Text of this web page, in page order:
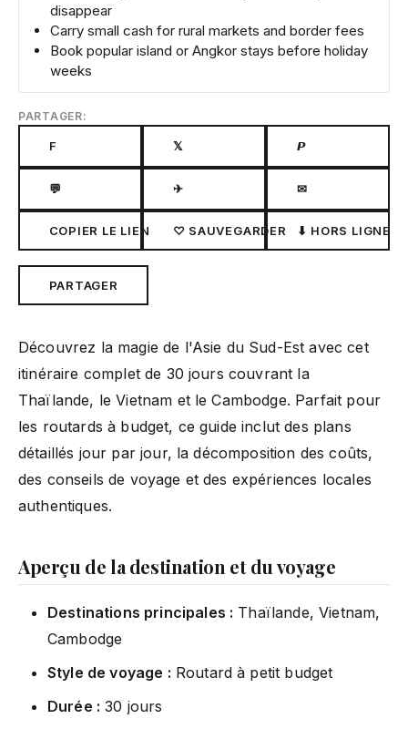
disappear
Carry small cash for rural markets and border fees
Book popular island or Angkor stays before holiday
weeks
PARTAGER:
F 𝕏 𝙋
💬 ✈ ✉
COPIER LE LIEN ♡ SAUVEGARDER ⬇ HORS LIGNE
PARTAGER
Découvrez la magie de l'Asie du Sud-Est avec cet
itinéraire complet de 30 jours couvrant la
Thaïlande, le Vietnam et le Cambodge. Parfait pour
les routards à budget, ce guide inclut des plans
détaillés jour par jour, la décomposition des coûts,
des conseils de voyage et des expériences locales
authentiques.
Aperçu de la destination et du voyage
Destinations principales : Thaïlande, Vietnam,
Cambodge
Style de voyage : Routard à petit budget
Durée : 30 jours